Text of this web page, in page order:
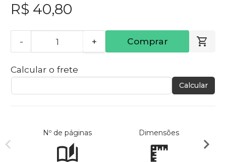
R$ 40,80
- + Comprar
Calcular o frete
Calcular
Nº de páginas Dimensões